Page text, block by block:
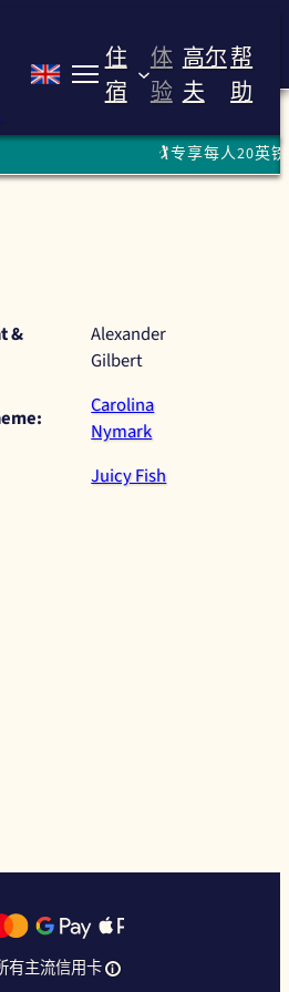
Bank
住
宿
体
验
高尔
夫
帮
助
🏌️专享每人20英镑高
&
Alexander
Gilbert
Carolina
Nymark
Juicy Fish
有主流信用卡